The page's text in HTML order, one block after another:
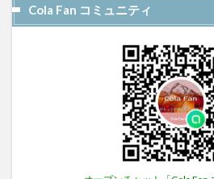
Cola Fan コミュニティ